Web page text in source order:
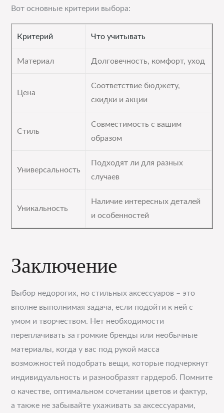
Вот основные критерии выбора:
Критерий Что учитывать
Материал Долговечность, комфорт, уход
Цена
Соответствие бюджету,
скидки и акции
Стиль
Совместимость с вашим
образом
Универсальность
Подходят ли для разных
случаев
Уникальность
Наличие интересных деталей
и особенностей
Заключение
Выбор недорогих, но стильных аксессуаров – это
вполне выполнимая задача, если подойти к ней с
умом и творчеством. Нет необходимости
переплачивать за громкие бренды или необычные
материалы, когда у вас под рукой масса
возможностей подобрать вещи, которые подчеркнут
индивидуальность и разнообразят гардероб. Помните
о качестве, оптимальном сочетании цветов и фактур,
а также не забывайте ухаживать за аксессуарами,